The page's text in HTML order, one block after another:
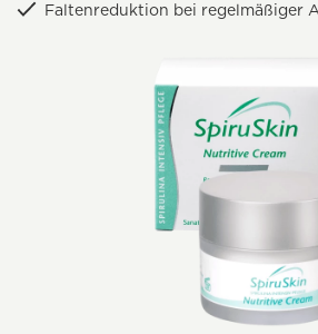
Faltenreduktion bei regelmäßiger